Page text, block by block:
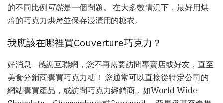
的不同比例 可能是一個問題。 在大多數情況下，最好用烘
焙的巧克力烘烤並保存浸漬用的糖衣。
我應該在哪裡買Couverture巧克力？
好消息 - 感謝互聯網，您不再需要訪問專賣店或好友，直至
美食分銷商購買巧克力糖！ 您通常可以直接從特定公司的
網站購買產品，或訪問巧克力經銷商，如World Wide